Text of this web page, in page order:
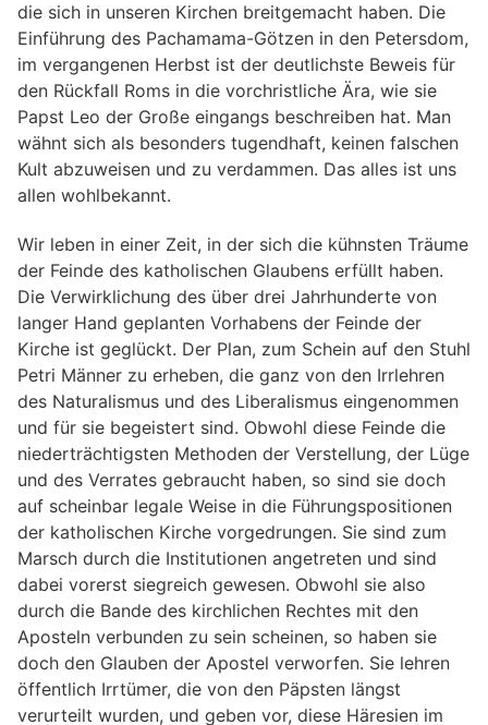
die sich in unseren Kirchen breitgemacht haben. Die
Einführung des Pachamama-Götzen in den Petersdom,
im vergangenen Herbst ist der deutlichste Beweis für
den Rückfall Roms in die vorchristliche Ära, wie sie
Papst Leo der Große eingangs beschreiben hat. Man
wähnt sich als besonders tugendhaft, keinen falschen
Kult abzuweisen und zu verdammen. Das alles ist uns
allen wohlbekannt.
Wir leben in einer Zeit, in der sich die kühnsten Träume
der Feinde des katholischen Glaubens erfüllt haben.
Die Verwirklichung des über drei Jahrhunderte von
langer Hand geplanten Vorhabens der Feinde der
Kirche ist geglückt. Der Plan, zum Schein auf den Stuhl
Petri Männer zu erheben, die ganz von den Irrlehren
des Naturalismus und des Liberalismus eingenommen
und für sie begeistert sind. Obwohl diese Feinde die
niederträchtigsten Methoden der Verstellung, der Lüge
und des Verrates gebraucht haben, so sind sie doch
auf scheinbar legale Weise in die Führungspositionen
der katholischen Kirche vorgedrungen. Sie sind zum
Marsch durch die Institutionen angetreten und sind
dabei vorerst siegreich gewesen. Obwohl sie also
durch die Bande des kirchlichen Rechtes mit den
Aposteln verbunden zu sein scheinen, so haben sie
doch den Glauben der Apostel verworfen. Sie lehren
öffentlich Irrtümer, die von den Päpsten längst
verurteilt wurden, und geben vor, diese Häresien im